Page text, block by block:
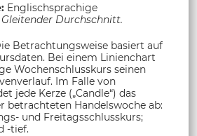
Englischsprachige
Gleitender Durchschnitt.
Betrachtungsweise basiert auf
Bei einem Linienchart
Wochenschlusskurs seinen
Im Falle von
jede Kerze („Candle“) das
betrachteten Handelswoche ab:
und Freitagsschlusskurs;
-tief.